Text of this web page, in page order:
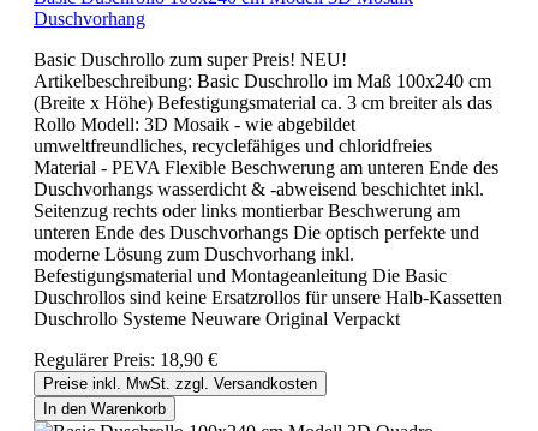
Duschvorhang
Basic Duschrollo zum super Preis! NEU!
Artikelbeschreibung: Basic Duschrollo im Maß 100x240 cm
(Breite x Höhe) Befestigungsmaterial ca. 3 cm breiter als das
Rollo Modell: 3D Mosaik - wie abgebildet
umweltfreundliches, recyclefähiges und chloridfreies
Material - PEVA Flexible Beschwerung am unteren Ende des
Duschvorhangs wasserdicht & -abweisend beschichtet inkl.
Seitenzug rechts oder links montierbar Beschwerung am
unteren Ende des Duschvorhangs Die optisch perfekte und
moderne Lösung zum Duschvorhang inkl.
Befestigungsmaterial und Montageanleitung Die Basic
Duschrollos sind keine Ersatzrollos für unsere Halb-Kassetten
Duschrollo Systeme Neuware Original Verpackt
Regulärer Preis: 18,90 €
Preise inkl. MwSt. zzgl. Versandkosten
In den Warenkorb